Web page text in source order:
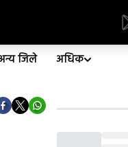
जिले अधिक